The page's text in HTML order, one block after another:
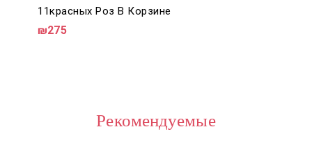
11красных Роз В Корзине
₪275
Рекомендуемые